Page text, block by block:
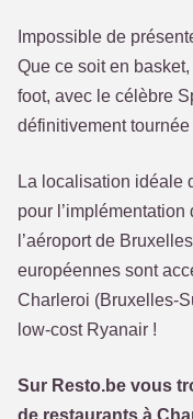
Impossible de
Que ce soit en
foot, avec le célèbre
définitivement
La localisation idéale
pour
l’aéroport de
européennes sont
Charleroi (Bruxelles-
low-cost Ryanair !
Sur Resto.be vous
de restaurants à